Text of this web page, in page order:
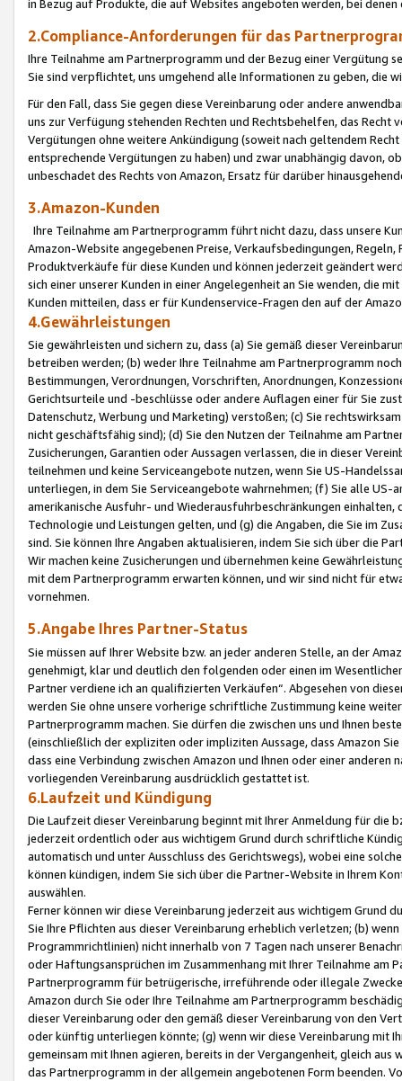
in Bezug auf Produkte, die auf Websites angeboten werden, bei
2.Compliance-Anforderungen für das
Ihre Teilnahme am Partnerprogramm und der Bezug einer Vergütung
Sie sind verpflichtet, uns umgehend alle Informationen zu geben, die
Für den Fall, dass Sie gegen diese Vereinbarung oder andere
uns zur Verfügung stehenden Rechten und Rechtsbehelfen, das
Vergütungen ohne weitere Ankündigung (soweit nach geltendem
entsprechende Vergütungen zu haben) und zwar unabhängig davon,
unbeschadet des Rechts von Amazon, Ersatz für darüber
3.Amazon-Kunden
Ihre Teilnahme am Partnerprogramm führt nicht dazu, dass unsere
Amazon-Website angegebenen Preise, Verkaufsbedingungen,
Produktverkäufe für diese Kunden und können jederzeit geändert
sich einer unserer Kunden in einer Angelegenheit an Sie wenden, die
Kunden mitteilen, dass er für Kundenservice-Fragen den auf der
4.Gewährleistungen
Sie gewährleisten und sichern zu, dass (a) Sie gemäß dieser
betreiben werden; (b) weder Ihre Teilnahme am Partnerprogramm
Bestimmungen, Verordnungen, Vorschriften, Anordnungen,
Gerichtsurteile und -beschlüsse oder andere Auflagen einer für Sie
Datenschutz, Werbung und Marketing) verstoßen; (c) Sie
nicht geschäftsfähig sind); (d) Sie den Nutzen der Teilnahme am
Zusicherungen, Garantien oder Aussagen verlassen, die in dieser
teilnehmen und keine Serviceangebote nutzen, wenn Sie US-
unterliegen, in dem Sie Serviceangebote wahrnehmen; (f) Sie alle
amerikanische Ausfuhr- und Wiederausfuhrbeschränkungen
Technologie und Leistungen gelten, und (g) die Angaben, die Sie im
sind. Sie können Ihre Angaben aktualisieren, indem Sie sich über die
Wir machen keine Zusicherungen und übernehmen keine
mit dem Partnerprogramm erwarten können, und wir sind nicht für
vornehmen.
5.Angabe Ihres Partner-Status
Sie müssen auf Ihrer Website bzw. an jeder anderen Stelle, an der
genehmigt, klar und deutlich den folgenden oder einen im
Partner verdiene ich an qualifizierten Verkäufen“. Abgesehen von
werden Sie ohne unsere vorherige schriftliche Zustimmung keine
Partnerprogramm machen. Sie dürfen die zwischen uns und Ihnen
(einschließlich der expliziten oder impliziten Aussage, dass Amazon
dass eine Verbindung zwischen Amazon und Ihnen oder einer
vorliegenden Vereinbarung ausdrücklich gestattet ist.
6.Laufzeit und Kündigung
Die Laufzeit dieser Vereinbarung beginnt mit Ihrer Anmeldung für die
jederzeit ordentlich oder aus wichtigem Grund durch schriftliche
automatisch und unter Ausschluss des Gerichtswegs), wobei eine
können kündigen, indem Sie sich über die Partner-Website in Ihrem
auswählen.
Ferner können wir diese Vereinbarung jederzeit aus wichtigem Grund
Sie Ihre Pflichten aus dieser Vereinbarung erheblich verletzen; (b)
Programmrichtlinien) nicht innerhalb von 7 Tagen nach unserer
oder Haftungsansprüchen im Zusammenhang mit Ihrer Teilnahme am
Partnerprogramm für betrügerische, irreführende oder illegale
Amazon durch Sie oder Ihre Teilnahme am Partnerprogramm
dieser Vereinbarung oder den gemäß dieser Vereinbarung von den
oder künftig unterliegen könnte; (g) wenn wir diese Vereinbarung mit
gemeinsam mit Ihnen agieren, bereits in der Vergangenheit, gleich
das Partnerprogramm in der allgemein angebotenen Form beenden.